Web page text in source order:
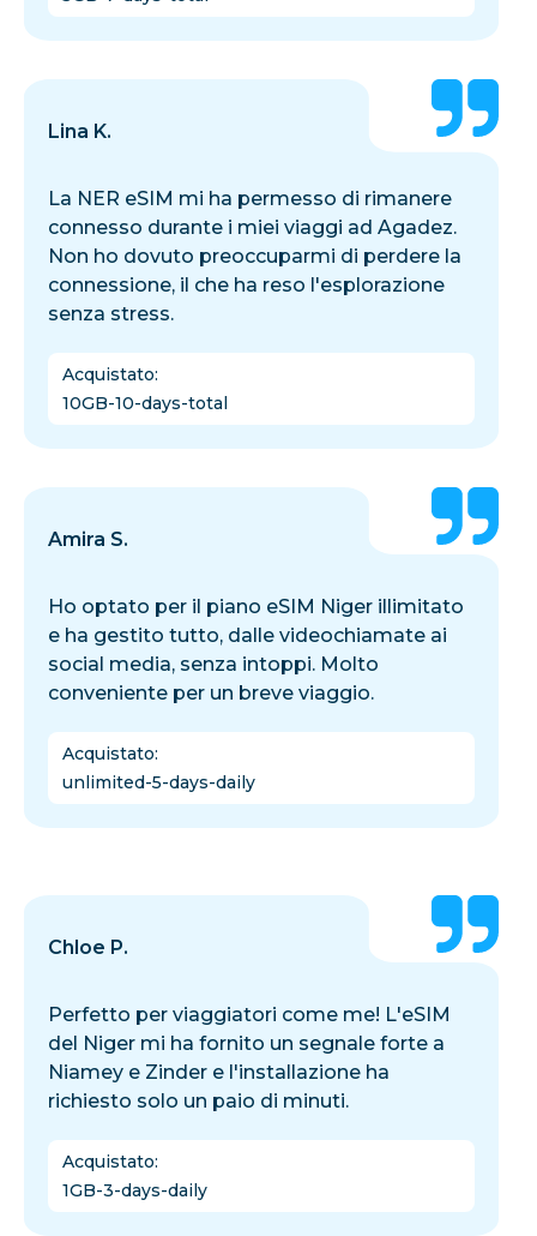
Lina K.
La NER eSIM mi ha permesso di rimanere
connesso durante i miei viaggi ad Agadez.
Non ho dovuto preoccuparmi di perdere la
connessione, il che ha reso l'esplorazione
senza stress.
Acquistato:
10GB-10-days-total
Amira S.
Ho optato per il piano eSIM Niger illimitato
e ha gestito tutto, dalle videochiamate ai
social media, senza intoppi. Molto
conveniente per un breve viaggio.
Acquistato:
unlimited-5-days-daily
Chloe P.
Perfetto per viaggiatori come me! L'eSIM
del Niger mi ha fornito un segnale forte a
Niamey e Zinder e l'installazione ha
richiesto solo un paio di minuti.
Acquistato:
1GB-3-days-daily